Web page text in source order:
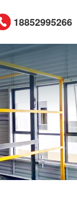
18852995266